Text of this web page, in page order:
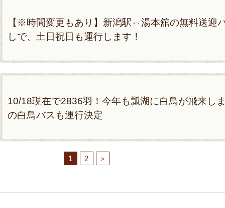
【※時間変更もあり】新潟駅⇔湯本舘の無料送迎
しで、土日祝日も運行します！
10/18現在で2836羽！今年も瓢湖に白鳥が飛来し
の白鳥バスも運行決定
1 2 ＞